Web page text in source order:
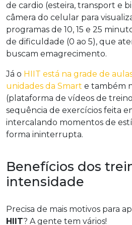
de cardio (esteira, transport e
câmera do celular para
programas de 10, 15 e 25
de dificuldade (0 ao 5), que
buscam emagrecimento.
Já o HIIT está na grade de
unidades da Smart e também
(plataforma de vídeos de
sequência de exercícios feita
intercalando momentos de
forma ininterrupta.
Benefícios dos
intensidade
Precisa de mais motivos para
HIIT? A gente tem vários!